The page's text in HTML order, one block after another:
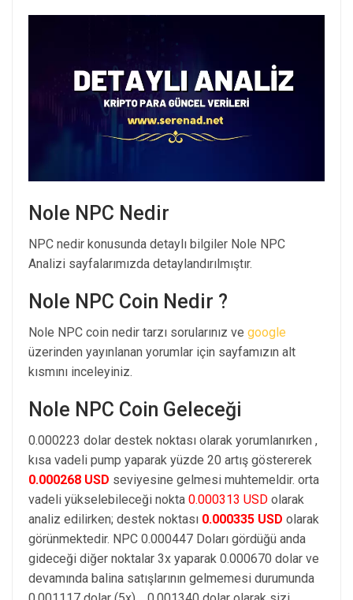
Nole NPC Nedir
NPC nedir konusunda detaylı bilgiler Nole NPC
Analizi sayfalarımızda detaylandırılmıştır.
Nole NPC Coin Nedir ?
Nole NPC coin nedir tarzı sorularınız ve google
üzerinden yayınlanan yorumlar için sayfamızın alt
kısmını inceleyiniz.
Nole NPC Coin Geleceği
0.000223 dolar destek noktası olarak yorumlanırken ,
kısa vadeli pump yaparak yüzde 20 artış göstererek
0.000268 USD seviyesine gelmesi muhtemeldir. orta
vadeli yükselebileceği nokta 0.000313 USD olarak
analiz edilirken; destek noktası 0.000335 USD olarak
görünmektedir. NPC 0.000447 Doları gördüğü anda
gideceği diğer noktalar 3x yaparak 0.000670 dolar ve
devamında balina satışlarının gelmemesi durumunda